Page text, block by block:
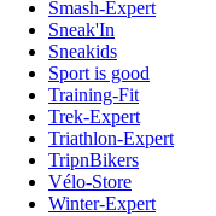
Smash-Expert
Sneak'In
Sneakids
Sport is good
Training-Fit
Trek-Expert
Triathlon-Expert
TripnBikers
Vélo-Store
Winter-Expert